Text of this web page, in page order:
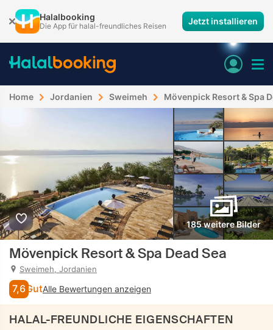
Halalbooking
Die App für halal-freundliches Reisen Jetzt installieren
Home Jordanien Sweimeh Mövenpick Resort & Spa
185 weitere Bilder
Mövenpick Resort & Spa Dead Sea
Sweimeh, Jordanien
7,6 GutAlle Bewertungen anzeigen
HALAL-FREUNDLICHE EIGENSCHAFTEN